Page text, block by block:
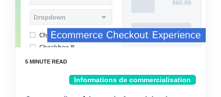
Informations de commercialisation